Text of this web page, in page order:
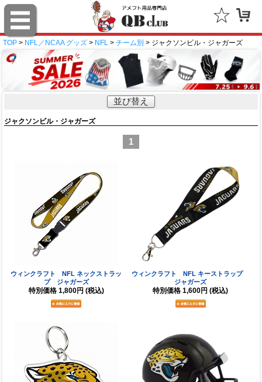
TOP > NFL／NCAA グッズ > NFL > チーム別 > ジャクソンビル・ジャガーズ
並び替え
ジャクソンビル・ジャガーズ
1
ウィンクラフト NFL ネックストラッ
プ ジャガーズ
特別価格 1,800円 (税込)
ウィンクラフト NFL キーストラップ
ジャガーズ
特別価格 1,600円 (税込)